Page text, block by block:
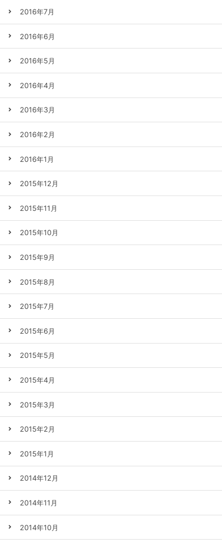
2016年7月
2016年6月
2016年5月
2016年4月
2016年3月
2016年2月
2016年1月
2015年12月
2015年11月
2015年10月
2015年9月
2015年8月
2015年7月
2015年6月
2015年5月
2015年4月
2015年3月
2015年2月
2015年1月
2014年12月
2014年11月
2014年10月